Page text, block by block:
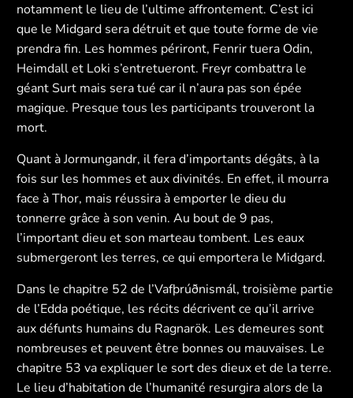
notamment le lieu de l’ultime affrontement. C’est ici
que le Midgard sera détruit et que toute forme de vie
prendra fin. Les hommes périront, Fenrir tuera Odin,
Heimdall et Loki s’entretueront. Freyr combattra le
géant Surt mais sera tué car il n’aura pas son épée
magique. Presque tous les participants trouveront la
mort.
Quant à Jormungandr, il fera d’importants dégâts, à la
fois sur les hommes et aux divinités. En effet, il mourra
face à Thor, mais réussira à emporter le dieu du
tonnerre grâce à son venin. Au bout de 9 pas,
l’important dieu et son marteau tombent. Les eaux
submergeront les terres, ce qui emportera le Midgard.
Dans le chapitre 52 de l’Vafþrúðnismál, troisième partie
de l’Edda poétique, les récits décrivent ce qu’il arrive
aux défunts humains du Ragnarök. Les demeures sont
nombreuses et peuvent être bonnes ou mauvaises. Le
chapitre 53 va expliquer le sort des dieux et de la terre.
Le lieu d’habitation de l’humanité resurgira alors de la